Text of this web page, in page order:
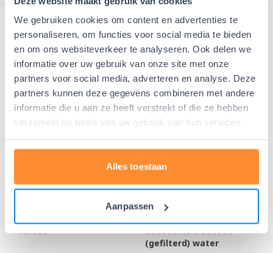
We gebruiken cookies om content en advertenties te
personaliseren, om functies voor social media te bieden
en om ons websiteverkeer te analyseren. Ook delen we
informatie over uw gebruik van onze site met onze
partners voor social media, adverteren en analyse. Deze
partners kunnen deze gegevens combineren met andere
informatie die u aan ze heeft verstrekt of die ze hebben
verzameld op basis van uw gebruik van hun services.
Alles toestaan
Aanpassen
Specificaties
Merk Berkey
Type accessoire Kijkglaskraantje
Lengte 33 cm
Geschikt voor Imperial & Crown Berkey
Materiaal
doorzichtig kijkglas
(gefilterd) water